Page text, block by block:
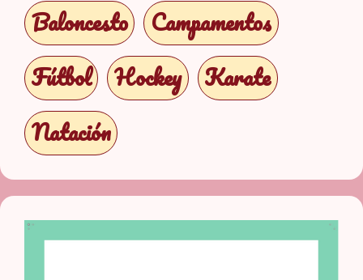
Baloncesto
Campamentos
Fútbol
Hockey
Karate
Natación